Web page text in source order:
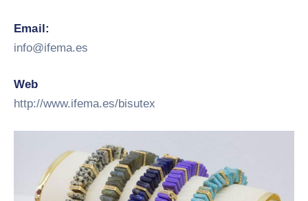
Email:
info@ifema.es
Web
http://www.ifema.es/bisutex